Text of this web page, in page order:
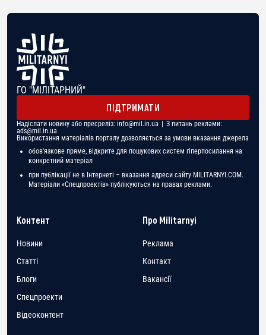
ГО "МІЛІТАРНИЙ"
ПІДТРИМАТИ
Надіслати новину або пресреліз: info@mil.in.ua | З питань реклами:
ads@mil.in.ua
Використання матеріалів порталу дозволяється за умови вказання джерела
обов'язкове пряме, відкрите для пошукових систем гіперпосилання на
конкретний матеріал
при публікації не в Інтернеті – вказання адреси сайту MILITARNYI.COM.
Матеріали «Спецпроектів» публікуються на правах реклами.
Контент
Новини
Статті
Блоги
Спецпроекти
Відеоконтент
Про Militarnyi
Реклама
Контакт
Вакансії